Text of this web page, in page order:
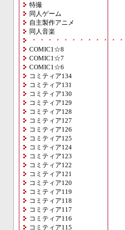
特撮
同人ゲーム
自主製作アニメ
同人音楽
・・・・・・・・・・・
COMIC1☆8
COMIC1☆7
COMIC1☆6
コミティア134
コミティア131
コミティア130
コミティア129
コミティア128
コミティア127
コミティア126
コミティア125
コミティア124
コミティア123
コミティア122
コミティア121
コミティア120
コミティア119
コミティア118
コミティア117
コミティア116
コミティア115